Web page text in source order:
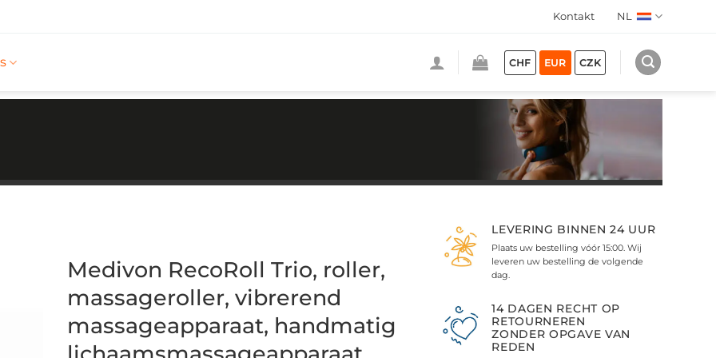
Kontakt NL
CHF EUR CZK
Medivon RecoRoll Trio, roller,
massageroller, vibrerend
massageapparaat, handmatig
LEVERING BINNEN 24 UUR
Plaats uw bestelling vóór 15:00. Wij
leveren uw bestelling de volgende
dag.
14 DAGEN RECHT OP
RETOURNEREN
ZONDER OPGAVE VAN
REDEN